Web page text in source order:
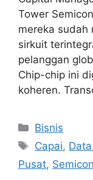
Tower
mereka sudah
sirkuit
pelanggan
Chip-chip ini
koheren.
Kategori
Bisnis
Tag
Capai, Data
Pusat,